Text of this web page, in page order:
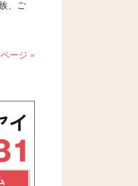
、ご
ージ »